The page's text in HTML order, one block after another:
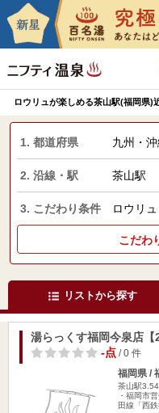
ロウリュが楽しめる茶山駅(福岡県)
1. 都道府県 九州・
2. 沿線・駅 茶山駅
3. こだわり条件 ロウリュ
こだわ
リストから探す
湯らっくす福岡今泉店【
-点/ 0 件
福岡県 /
茶山駅
・福岡市
田線「西